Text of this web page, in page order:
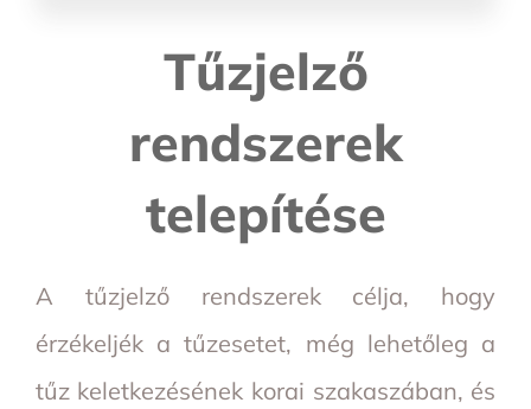
Tűzjelző
rendszerek
telepítése
A tűzjelző rendszerek célja, hogy
érzékeljék a tűzesetet, még lehetőleg a
tűz keletkezésének korai szakaszában, és